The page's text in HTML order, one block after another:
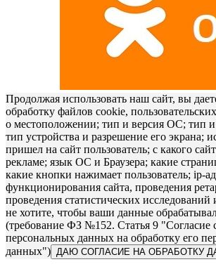
Продолжая использовать наш сайт, вы
обработку файлов cookie,
о местоположении; тип и версия ОС; тип и
тип устройства и разрешение его экрана;
пришел на сайт пользователь; с какого
рекламе; язык ОС и Браузера; какие
какие кнопки нажимает пользователь; ip-
функционирования сайта, проведения
проведения статистических
не хотите, чтобы ваши данные
(требование ФЗ №152. Статья 9 "Согласие
персональных данных на обработку его
данных") ДАЮ СОГЛАСИЕ НА ОБРАБОТКУ